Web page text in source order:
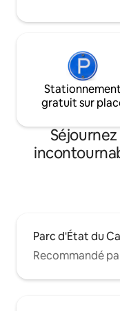
Stationnement
gratuit sur
Parc d'État du
Recommandé